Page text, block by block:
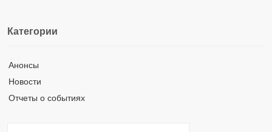
Категории
Анонсы
Новости
Отчеты о событиях